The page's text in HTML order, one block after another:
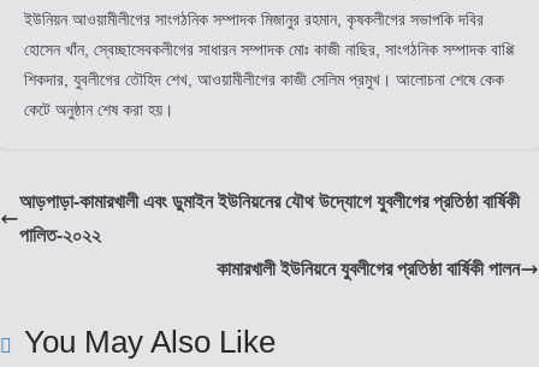
ইউনিয়ন আওয়ামীলীগের সাংগঠনিক সম্পাদক মিজানুর রহমান, কৃষকলীগের সভাপকি দবির
হোসেন খাঁন, স্বেচ্ছাসেবকলীগের সাধারন সম্পাদক মোঃ কাজী নাছির, সাংগঠনিক সম্পাদক বাপ্পি
শিকদার, যুবলীগের তৌহিদ শেখ, আওয়ামীলীগের কাজী সেলিম প্রমুখ। আলোচনা শেষে কেক
কেটে অনুষ্ঠান শেষ করা হয়।
আড়পাড়া-কামারখালী এবং ডুমাইন ইউনিয়নের যৌথ উদ্যোগে যুবলীগের প্রতিষ্ঠা বার্ষিকী
পালিত-২০২২
কামারখালী ইউনিয়নে যুবলীগের প্রতিষ্ঠা বার্ষিকী পালন
You May Also Like